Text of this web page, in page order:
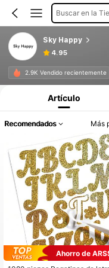
Buscar en la
Sky Happy
4.95
2.9K Vendido recientemente
Artículo
Recomendados Más
Ahorro de